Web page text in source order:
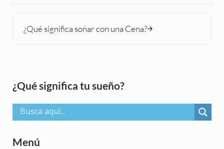
¿Qué significa soñar con una Cena?
Sidebar
¿Qué significa tu sueño?
Menú